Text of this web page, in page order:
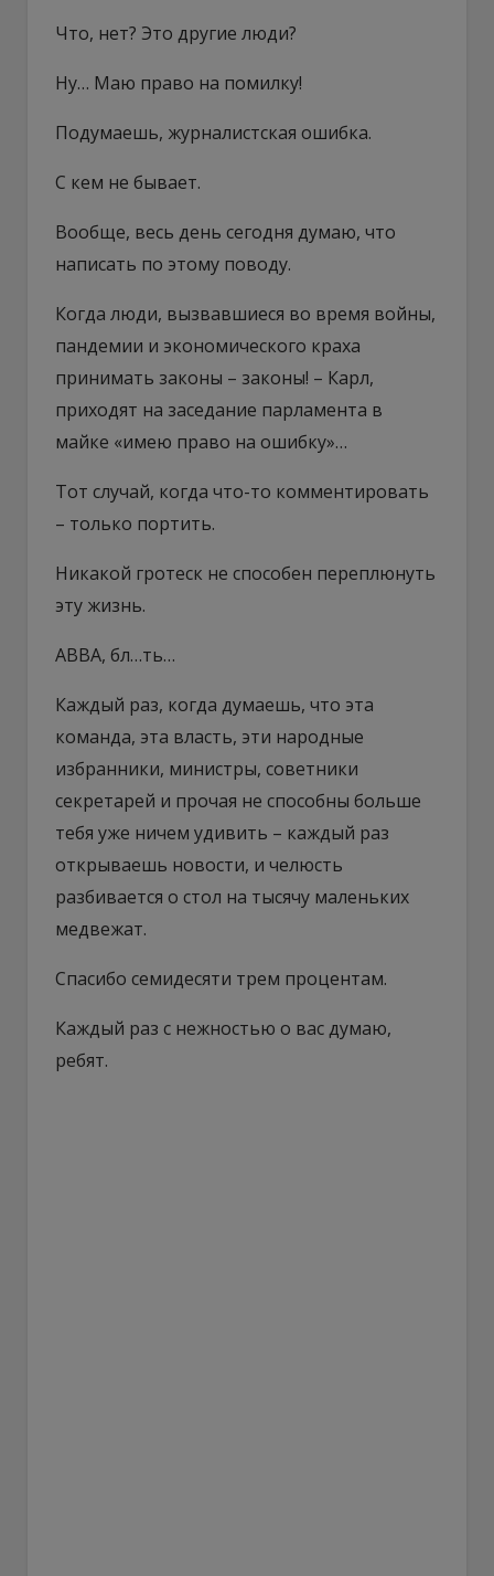
Что, нет? Это другие люди?
Ну… Маю право на помилку!
Подумаешь, журналистская ошибка.
С кем не бывает.
Вообще, весь день сегодня думаю, что
написать по этому поводу.
Когда люди, вызвавшиеся во время войны,
пандемии и экономического краха
принимать законы – законы! – Карл,
приходят на заседание парламента в
майке «имею право на ошибку»…
Тот случай, когда что-то комментировать
– только портить.
Никакой гротеск не способен переплюнуть
эту жизнь.
ABBA, бл…ть…
Каждый раз, когда думаешь, что эта
команда, эта власть, эти народные
избранники, министры, советники
секретарей и прочая не способны больше
тебя уже ничем удивить – каждый раз
открываешь новости, и челюсть
разбивается о стол на тысячу маленьких
медвежат.
Спасибо семидесяти трем процентам.
Каждый раз с нежностью о вас думаю,
ребят.